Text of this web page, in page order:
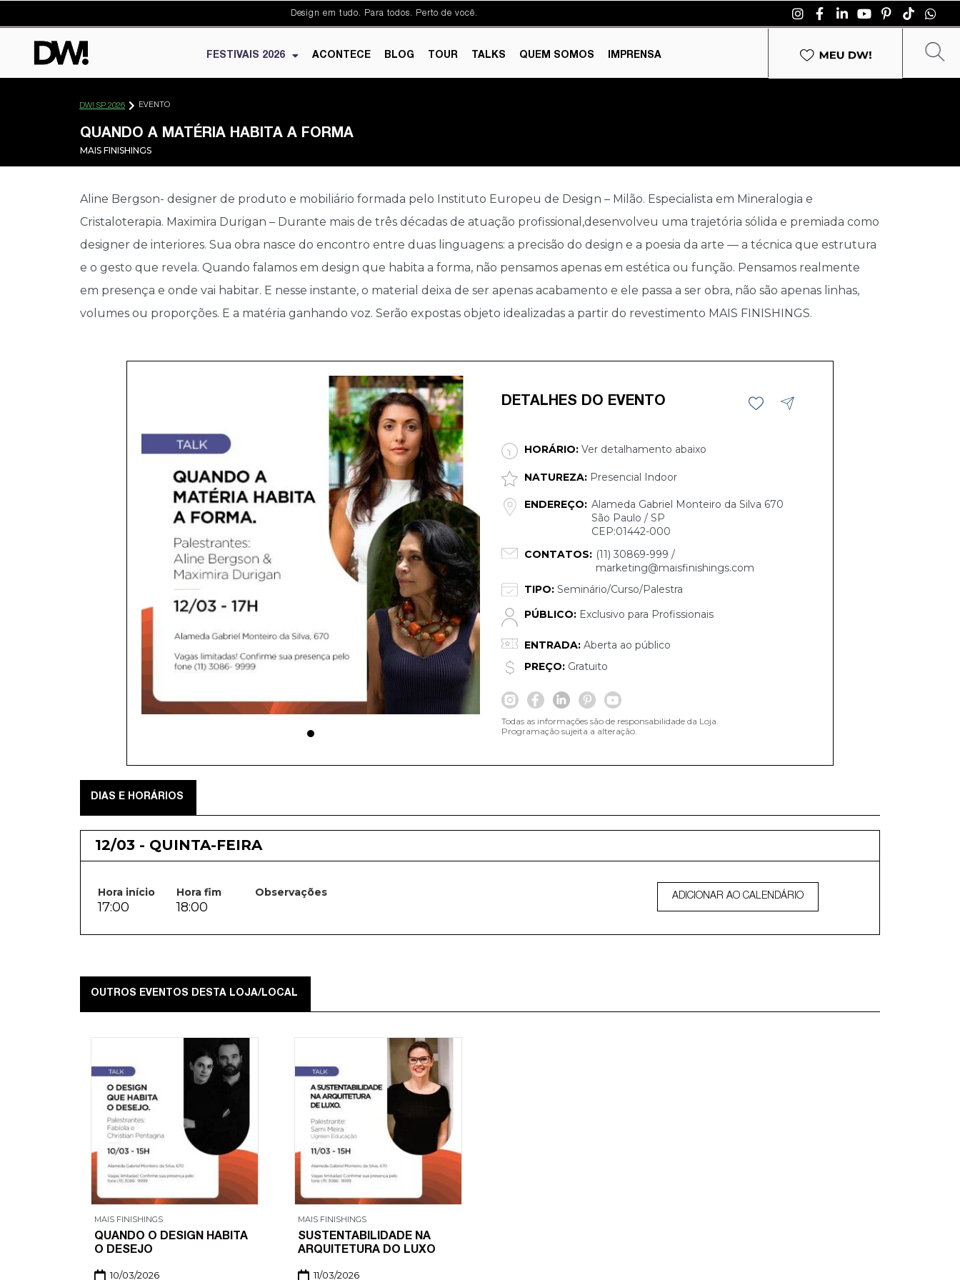
Design em tudo. Para todos. Perto de você.
FESTIVAIS 2026 ACONTECE BLOG TOUR TALKS QUEM SOMOS IMPRENSA
DW! SP 2026 EVENTO
QUANDO A MATÉRIA HABITA A FORMA
MAIS FINISHINGS
Aline Bergson- designer de produto e mobiliário formada pelo Instituto Europeu de Design – Milão. Especialista em Mineralogia e
Cristaloterapia. Maximira Durigan – Durante mais de três décadas de atuação profissional,desenvolveu uma trajetória sólida e premiada como
designer de interiores. Sua obra nasce do encontro entre duas linguagens: a precisão do design e a poesia da arte — a técnica que estrutura
e o gesto que revela. Quando falamos em design que habita a forma, não pensamos apenas em estética ou função. Pensamos realmente
em presença e onde vai habitar. E nesse instante, o material deixa de ser apenas acabamento e ele passa a ser obra, não são apenas linhas,
volumes ou proporções. E a matéria ganhando voz. Serão expostas objeto idealizadas a partir do revestimento MAIS FINISHINGS.
DETALHES DO EVENTO
HORÁRIO: Ver detalhamento abaixo
NATUREZA: Presencial Indoor
ENDEREÇO: Alameda Gabriel Monteiro da Silva 670
São Paulo / SP
CEP:01442-000
CONTATOS: (11) 30869-999 /
marketing@maisfinishings.com
TIPO: Seminário/Curso/Palestra
PÚBLICO: Exclusivo para Profissionais
ENTRADA: Aberta ao público
PREÇO: Gratuito
Todas as informações são de responsabilidade da Loja.
Programação sujeita a alteração.
DIAS E HORÁRIOS
12/03 - QUINTA-FEIRA
Hora início Hora fim Observações
17:00 18:00
ADICIONAR AO CALENDÁRIO
OUTROS EVENTOS DESTA LOJA/LOCAL
MAIS FINISHINGS
QUANDO O DESIGN HABITA
O DESEJO
10/03/2026
MAIS FINISHINGS
SUSTENTABILIDADE NA
ARQUITETURA DO LUXO
11/03/2026